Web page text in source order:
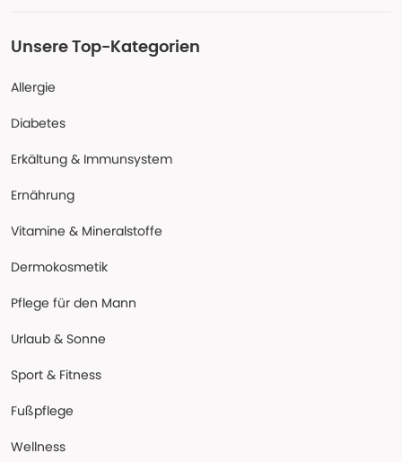
Unsere Top-Kategorien
Allergie
Diabetes
Erkältung & Immunsystem
Ernährung
Vitamine & Mineralstoffe
Dermokosmetik
Pflege für den Mann
Urlaub & Sonne
Sport & Fitness
Fußpflege
Wellness